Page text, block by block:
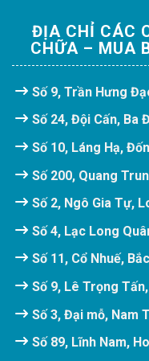
ĐỊA CHỈ CÁC
CHỮA – MUA
Số 9, Trần Hưng
Số 24, Đội Cấn, Ba
Số 10, Láng Hạ,
Số 200, Quang
Số 2, Ngô Gia Tự,
Số 4, Lạc Long
Số 11, Cổ Nhuế,
Số 9, Lê Trọng
Số 3, Đại mỗ, Nam
Số 89, Lĩnh Nam,